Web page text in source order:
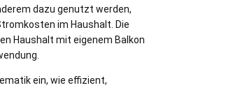
dazu genutzt werden,
im Haushalt. Die
Haushalt mit eigenem Balkon
ein, wie effizient,